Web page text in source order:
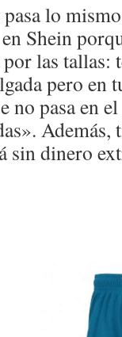
lo
Shein
las tallas:
pero en
no pasa en
sin dinero